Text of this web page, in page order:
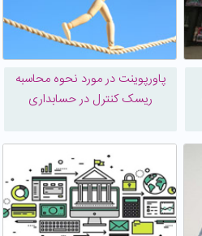
پاورپوینت در مورد نحوه محاسبه
ریسک کنترل در حسابداری